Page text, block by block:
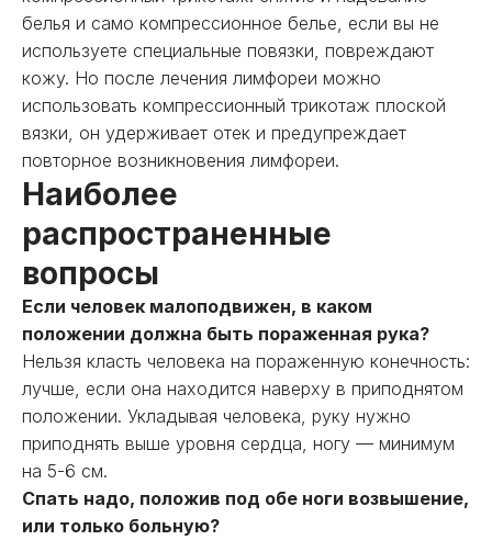
белья и само компрессионное белье, если вы не
используете специальные повязки, повреждают
кожу. Но после лечения лимфореи можно
использовать компрессионный трикотаж плоской
вязки, он удерживает отек и предупреждает
повторное возникновения лимфореи.
Наиболее
распространенные
вопросы
Если человек малоподвижен, в каком
положении должна быть пораженная рука?
Нельзя класть человека на пораженную конечность:
лучше, если она находится наверху в приподнятом
положении. Укладывая человека, руку нужно
приподнять выше уровня сердца, ногу — минимум
на 5-6 см.
Спать надо, положив под обе ноги возвышение,
или только больную?